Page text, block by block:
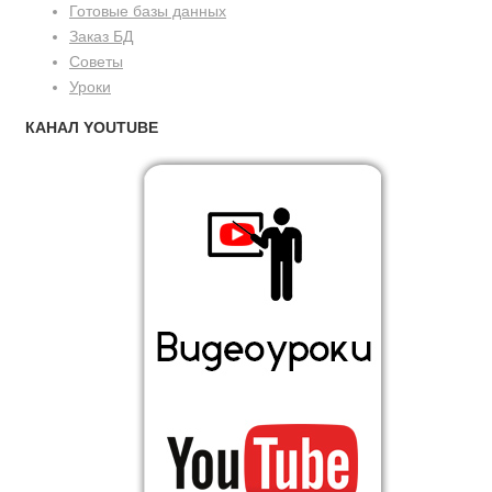
Готовые базы данных
Заказ БД
Советы
Уроки
КАНАЛ YOUTUBE